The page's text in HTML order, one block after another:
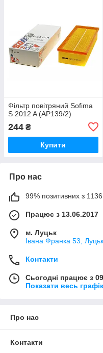
Фільтр повітряний Sofima
S 2012 A (AP139/2)
244 ₴
Купити
Про нас
99% позитивних з 1136
Працює з 13.06.2017
м. Луцьк
Івана Франка 53,
Контакти
Сьогодні працює з
Показати весь
Про нас
Контакти